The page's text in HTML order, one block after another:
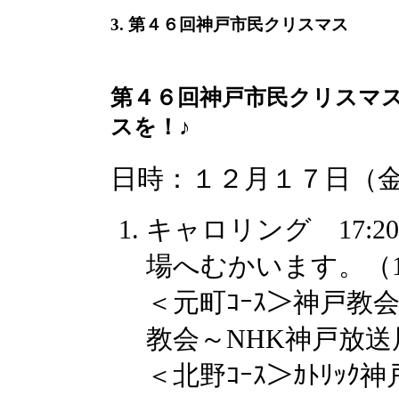
3. 第４６回神戸市民クリスマス
第４６回神戸市民クリスマ
スを！♪
日時：１２月１７日（
キャロリング
場へむかいます。（
＜元町ｺｰｽ＞神戸教
教会～NHK神戸放送
＜北野ｺｰｽ＞ｶﾄﾘｯｸ